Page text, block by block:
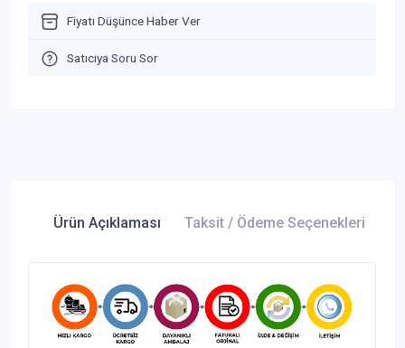
Fiyatı Düşünce Haber Ver
Satıcıya Soru Sor
Ürün Açıklaması Taksit / Ödeme Seçenekleri